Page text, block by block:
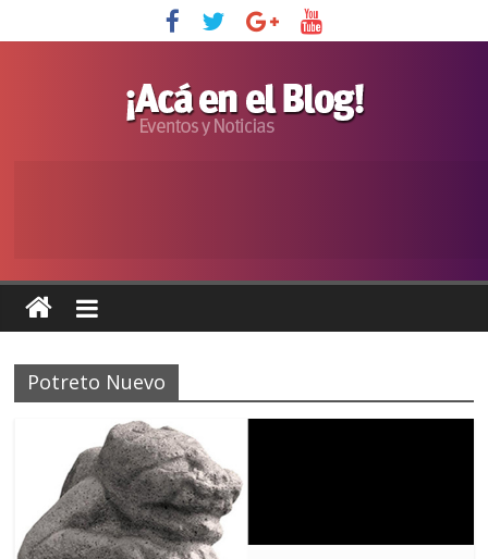
Potreto Nuevo